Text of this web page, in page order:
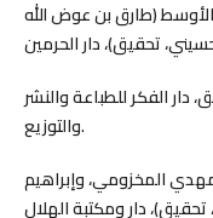
(طارق بن عوض الله
تاريخ دمشق، دار الفكر للطباعة والنشر
والتوزيع.
المخزومي، وإبراهيم